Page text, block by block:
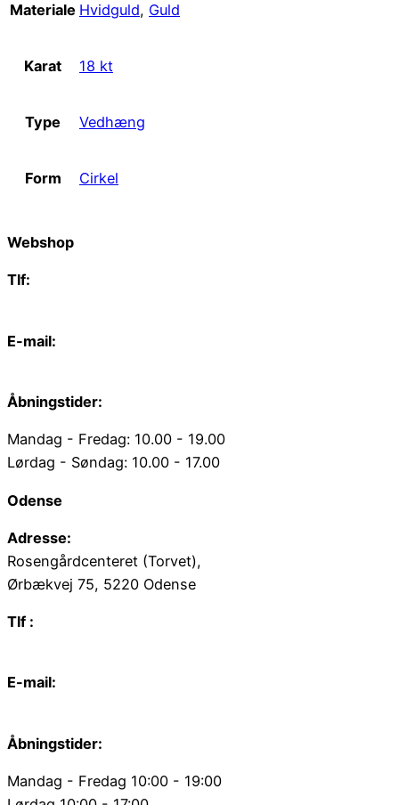
Materiale Hvidguld, Guld
Karat 18 kt
Type Vedhæng
Form Cirkel
Webshop
Tlf:
E-mail:
Åbningstider:
Mandag - Fredag: 10.00 - 19.00
Lørdag - Søndag: 10.00 - 17.00
Odense
Adresse:
Rosengårdcenteret (Torvet),
Ørbækvej 75, 5220 Odense
Tlf :
E-mail:
Åbningstider:
Mandag - Fredag 10:00 - 19:00